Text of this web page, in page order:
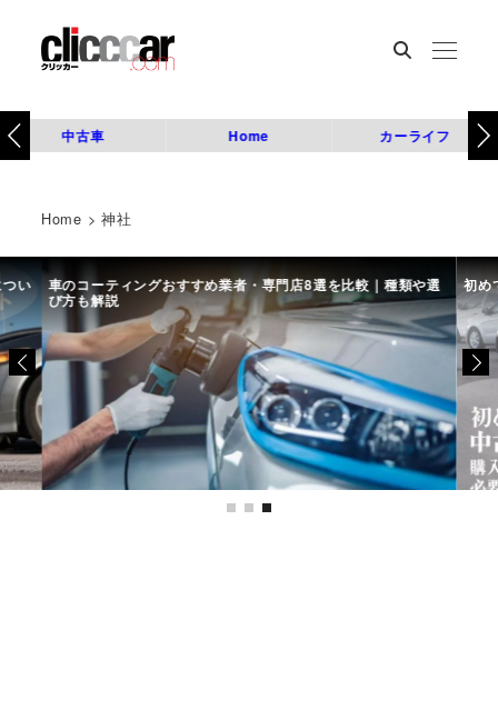
中古車 Home カーライフ
Home >神社
い 車のコーティングおすすめ業者・専門店8選を比較｜種類や選
び方も解説
初め